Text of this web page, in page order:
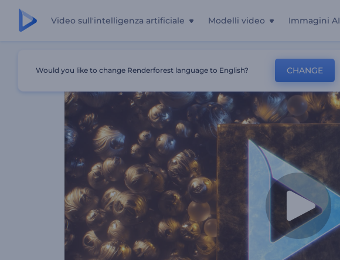
Video sull'intelligenza artificiale Modelli video Immagini AI
Would you like to change Renderforest language to English? CHANGE